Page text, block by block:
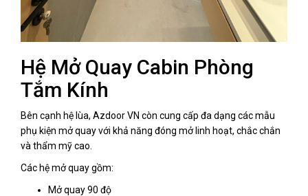
Hệ Mở Quay Cabin Phòng
Tắm Kính
Bên cạnh hệ lùa, Azdoor VN còn cung cấp đa dạng các mẫu
phụ kiện mở quay với khả năng đóng mở linh hoạt, chắc chắn
và thẩm mỹ cao.
Các hệ mở quay gồm:
Mở quay 90 độ